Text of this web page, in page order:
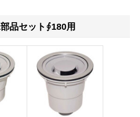
ご質問にお使い下さい。
でも見積依頼可能です。カウンターな
ートや図面を添付してください。
品セット∮180用